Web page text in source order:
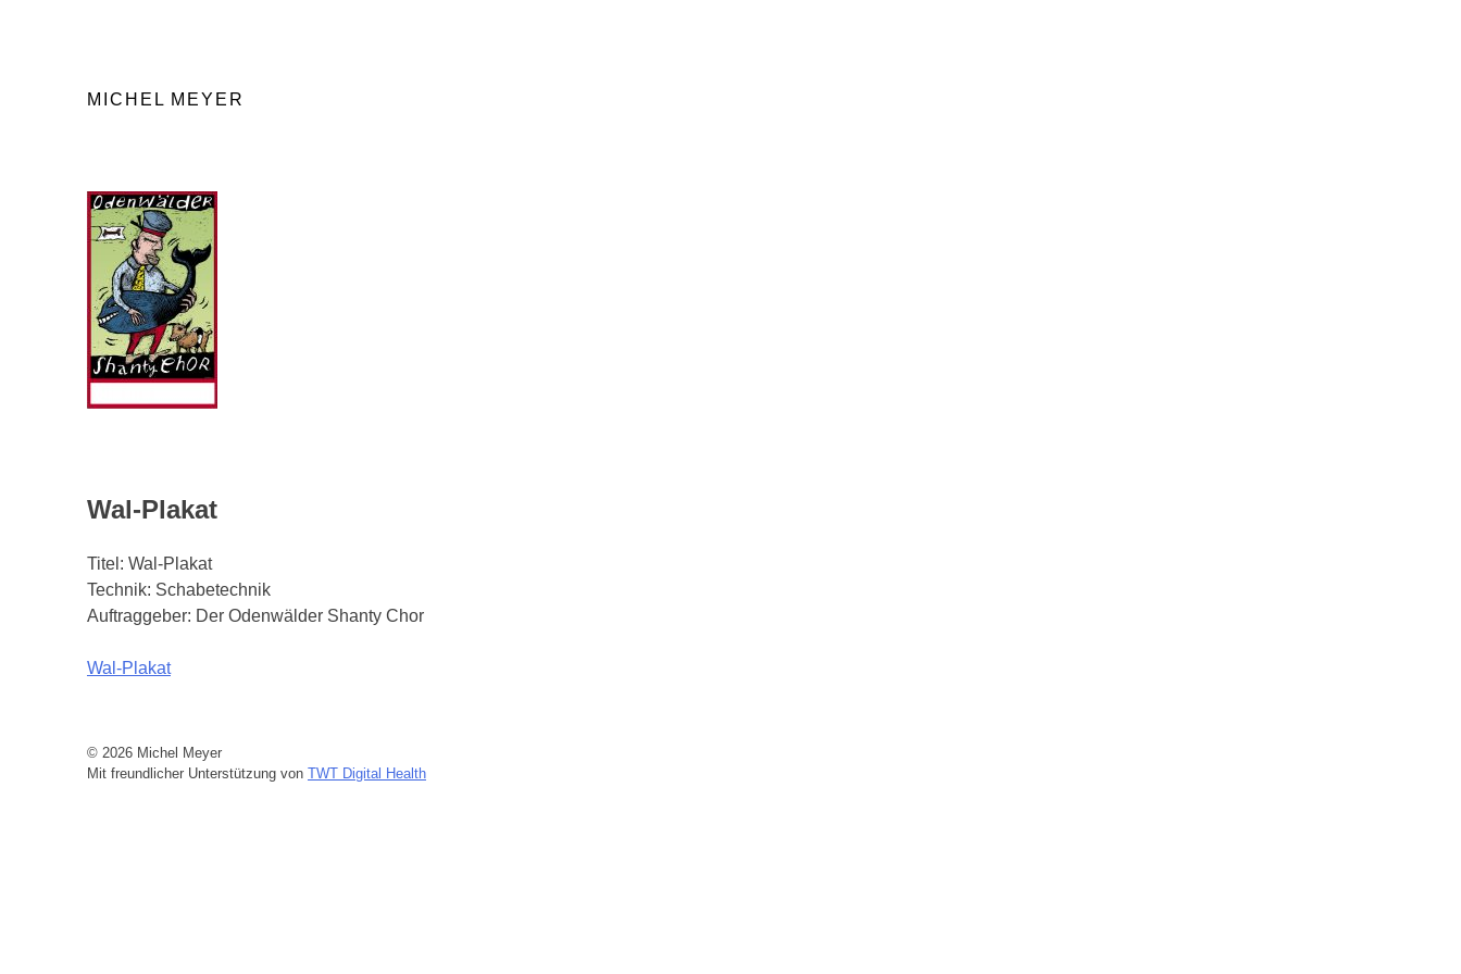
MICHEL MEYER
Wal-Plakat
Titel: Wal-Plakat
Technik: Schabetechnik
Auftraggeber: Der Odenwälder Shanty Chor
Beitragsnavigation
Wal-Plakat
© 2026 Michel Meyer
Mit freundlicher Unterstützung von TWT Digital Health